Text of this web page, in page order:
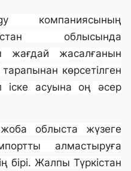
компаниясының
облысында
жағдай жасалғанын
тарапынан көрсетілген
асуына оң әсер
облыста жүзеге
алмастыруға
бірі. Жалпы Түркістан